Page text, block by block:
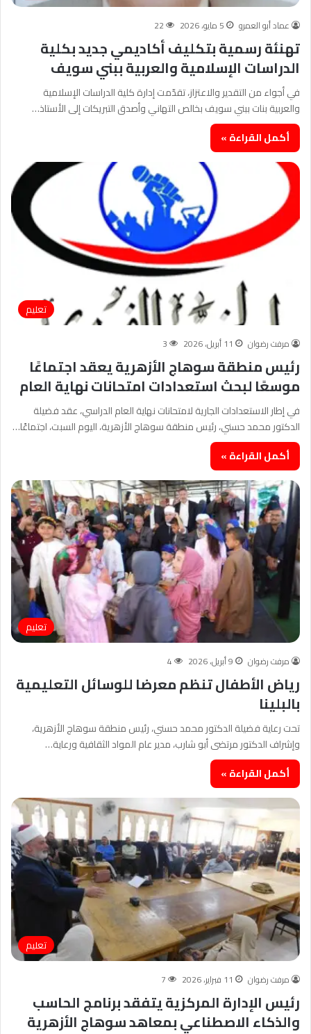
عماد أبو العمرو 5 مايو، 2026 22
تهنئة رسمية بتكليف أكاديمي جديد بكلية
الدراسات الإسلامية والعربية ببني سويف
في أجواء من التقدير والاعتزاز، تقدّمت إدارة كلية الدراسات الإسلامية
والعربية بنات ببني سويف بخالص التهاني وأصدق التبريكات إلى الأستاذ…
أكمل القراءة »
تعليم
مرفت رضوان 11 أبريل، 2026 3
رئيس منطقة سوهاج الأزهرية يعقد اجتماعًا
موسعًا لبحث استعدادات امتحانات نهاية العام
في إطار الاستعدادات الجارية لامتحانات نهاية العام الدراسي، عقد فضيلة
الدكتور محمد حسني، رئيس منطقة سوهاج الأزهرية، اليوم السبت، اجتماعًا…
أكمل القراءة »
تعليم
مرفت رضوان 9 أبريل، 2026 4
رياض الأطفال تنظم معرضا للوسائل التعليمية
بالبلينا
تحت رعاية فضيلة الدكتور محمد حسني، رئيس منطقة سوهاج الأزهرية،
وإشراف الدكتور مرتضى أبو شارب، مدير عام المواد الثقافية ورعاية…
أكمل القراءة »
تعليم
مرفت رضوان 11 فبراير، 2026 7
رئيس الإدارة المركزية يتفقد برنامج الحاسب
والذكاء الاصطناعي بمعاهد سوهاج الأزهرية